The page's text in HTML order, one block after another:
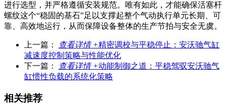
进行选型，并严格遵循安装规范。唯有如此，才能确保活塞杆
螺纹这个“稳固的基石”足以支撑起整个气动执行单元长期、可
靠、高效地运行，从而保障设备整体的生产节拍与安全无虞。
上一篇： 查看详情 +精密调校与平稳停止：安沃驰气缸
减速度控制策略与性能优化
下一篇：
查看详情 +动能制御之道：平稳驾驭安沃驰气
缸惯性负载的系统化策略
相关推荐